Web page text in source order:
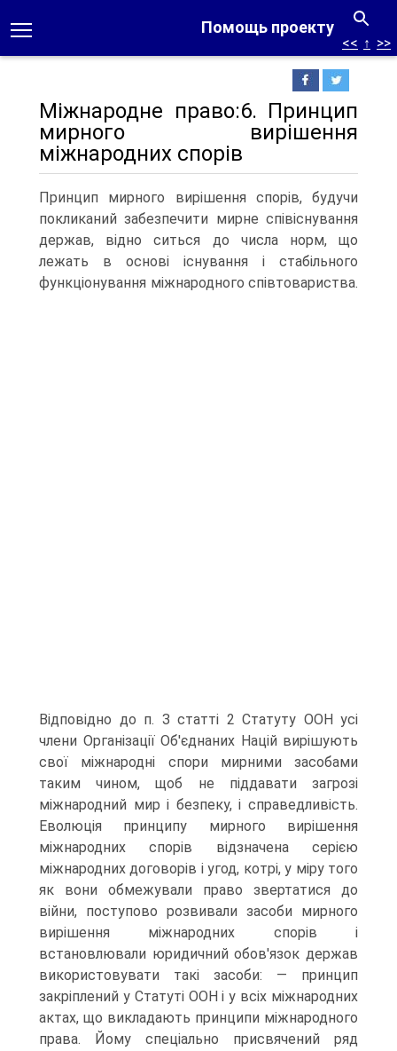
Помощь проекту
<< ↑ >>
Міжнародне право:6. Принцип
мирного вирішення
міжнародних спорів
Принцип мирного вирішення спорів, будучи
покликаний забезпечити мирне співіснування
держав, відно ситься до числа норм, що
лежать в основі існування і стабільного
функціонування міжнародного співтовариства.
Відповідно до п. З статті 2 Статуту ООН усі
члени Організації Об'єднаних Націй вирішують
свої міжнародні спори мирними засобами
таким чином, щоб не піддавати загрозі
міжнародний мир і безпеку, і справедливість.
Еволюція принципу мирного вирішення
міжнародних спорів відзначена серією
міжнародних договорів і угод, котрі, у міру того
як вони обмежували право звертатися до
війни, поступово розвивали засоби мирного
вирішення міжнародних спорів і
встановлювали юридичний обов'язок держав
використовувати такі засоби: — принцип
закріплений у Статуті ООН і у всіх міжнародних
актах, що викладають принципи міжнародного
права. Йому спеціально присвячений ряд